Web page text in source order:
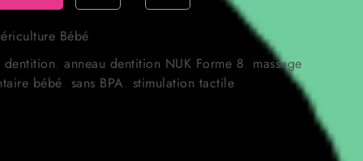
Bébé
dentition ,anneau dentition NUK Forme 8 massage
bébé sans BPA stimulation tactile